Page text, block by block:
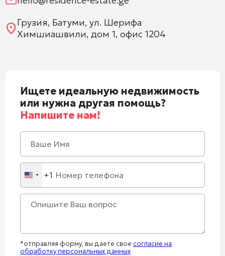
Грузия, Батуми, ул. Шерифа
Химшиашвили, дом 1, офис 1204
Ищете идеальную недвижимость
или нужна другая помощь?
Напишите нам!
United
States
+1
+1
*отправляя форму, вы даете свое согласие на
обработку персональных данных